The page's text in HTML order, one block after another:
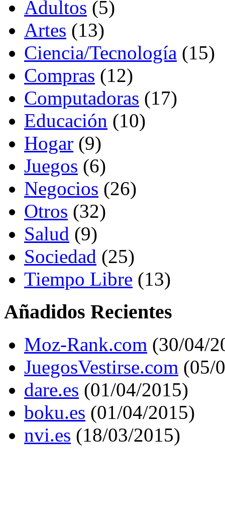
Adultos (5)
Artes (13)
Ciencia/Tecnología (15)
Compras (12)
Computadoras (17)
Educación (10)
Hogar (9)
Juegos (6)
Negocios (26)
Otros (32)
Salud (9)
Sociedad (25)
Tiempo Libre (13)
Añadidos Recientes
Moz-Rank.com (30/04/
JuegosVestirse.com (05/
dare.es (01/04/2015)
boku.es (01/04/2015)
nvi.es (18/03/2015)